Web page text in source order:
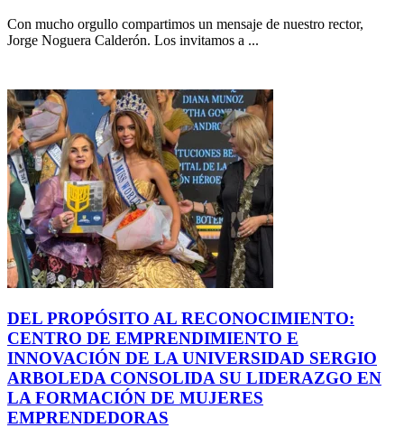
Con mucho orgullo compartimos un mensaje de nuestro rector,
Jorge Noguera Calderón. Los invitamos a ...
DEL PROPÓSITO AL RECONOCIMIENTO:
CENTRO DE EMPRENDIMIENTO E
INNOVACIÓN DE LA UNIVERSIDAD SERGIO
ARBOLEDA CONSOLIDA SU LIDERAZGO EN
LA FORMACIÓN DE MUJERES
EMPRENDEDORAS